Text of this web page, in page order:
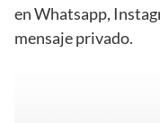
en Whatsapp,
mensaje privado.